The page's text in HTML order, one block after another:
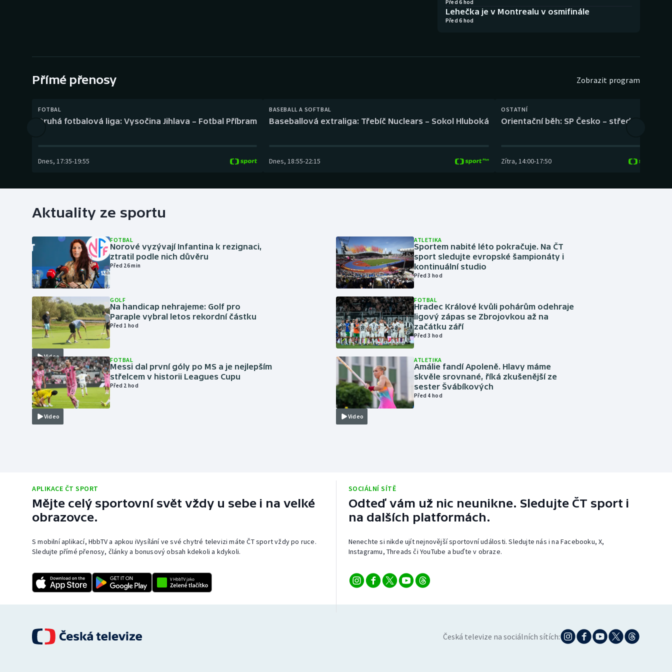
Gymnastika Plážový volejbal
Před 6 hod
Lehečka je v Montrealu v osmifinále
Před 6 hod
Přímé přenosy Zobrazit program
FOTBAL
Druhá fotbalová liga: Vysočina Jihlava – Fotbal Příbram
Dnes, 17:35-19:55
BASEBALL A SOFTBAL
Baseballová extraliga: Třebíč Nuclears – Sokol Hluboká
Dnes, 18:55-22:15
OSTATNÍ
Orientační běh: SP Česko – střední trať
Zítra, 14:00-17:50
Aktuality ze sportu
FOTBAL
Norové vyzývají Infantina k rezignaci,
ztratil podle nich důvěru
Před 26 min
Video
GOLF
Na handicap nehrajeme: Golf pro
Paraple vybral letos rekordní částku
Před 1 hod
Video
FOTBAL
Messi dal první góly po MS a je nejlepším
střelcem v historii Leagues Cupu
Před 2 hod
ATLETIKA
Sportem nabité léto pokračuje. Na ČT
sport sledujte evropské šampionáty i
kontinuální studio
Před 3 hod
FOTBAL
Hradec Králové kvůli pohárům odehraje
ligový zápas se Zbrojovkou až na
začátku září
Před 3 hod
Video
ATLETIKA
Amálie fandí Apoleně. Hlavy máme
skvěle srovnané, říká zkušenější ze
sester Švábíkových
Před 4 hod
APLIKACE ČT SPORT
Mějte celý sportovní svět vždy u sebe i na velké
obrazovce.
S mobilní aplikací, HbbTV a apkou iVysílání ve své chytré televizi máte ČT sport vždy po ruce.
Sledujte přímé přenosy, články a bonusový obsah kdekoli a kdykoli.
SOCIÁLNÍ SÍTĚ
Odteď vám už nic neunikne. Sledujte ČT sport i
na dalších platformách.
Nenechte si nikde ujít nejnovější sportovní události. Sledujte nás i na Facebooku, X,
Instagramu, Threads či YouTube a buďte v obraze.
Česká televize na sociálních sítích: